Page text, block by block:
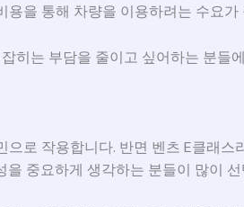
을 통해 차량을 이용하려는 수요
히는 부담을 줄이고 싶어하는 분들
로 작용합니다. 반면 벤츠 E클래
중요하게 생각하는 분들이 많이